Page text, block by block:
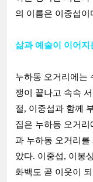
의 이름은 이중섭이
삶과 예술이 이어지
누하동 오거리에는
쟁이 끝나고 속속
절, 이중섭과 함께
집은 누하동 오거
과 누하동 오거리
았다. 이중섭, 이봉
화백도 곧 이웃이